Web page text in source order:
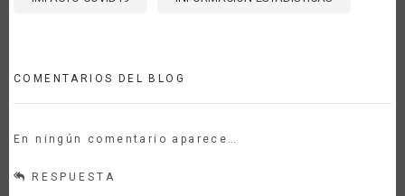
COMENTARIOS DEL BLOG
En ningún comentario aparece…
RESPUESTA